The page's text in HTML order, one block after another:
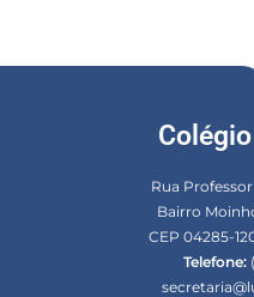
Rua
Bairro
CEP 04285-
Telefone: